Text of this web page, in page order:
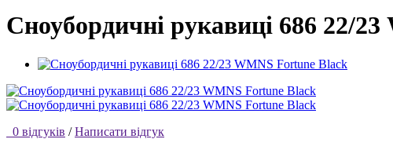
Сноубордичні рукавиці 686 22/
0 відгуків / Написати відгук